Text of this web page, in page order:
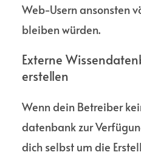
Web-Usern ansonsten
bleiben würden.
Externe
erstellen
Wenn dein Betreiber
datenbank zur
dich selbst um die